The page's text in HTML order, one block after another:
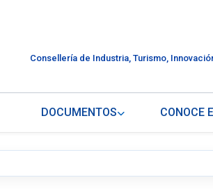
Consellería de Industria, Turismo,
DOCUMENTOS CONOCE